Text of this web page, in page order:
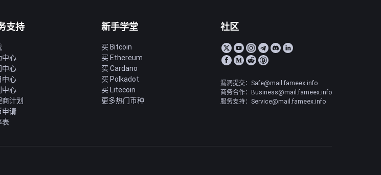
支持
中心
中心
中心
中心
商计划
申请
表
新手学堂
买 Bitcoin
买 Ethereum
买 Cardano
买 Polkadot
买 Litecoin
更多热门币种
社区
漏洞提交：Safe@mail.fameex.info
商务合作：Business@mail.fameex.info
服务支持：Service@mail.fameex.info